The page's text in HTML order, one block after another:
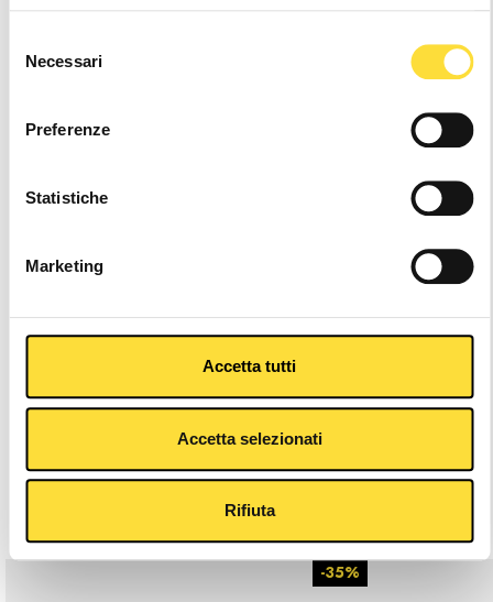
delNecessari
Preferenze
Statistiche
Marketing
Accetta tutti
Accetta selezionati
Rifiuta
Related Products
-35%